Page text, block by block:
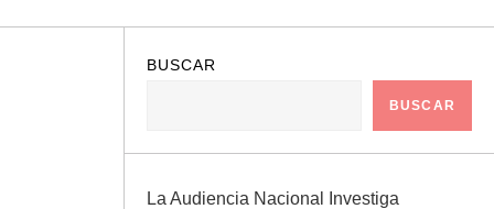
BUSCAR
BUSCAR
La Audiencia Nacional Investiga